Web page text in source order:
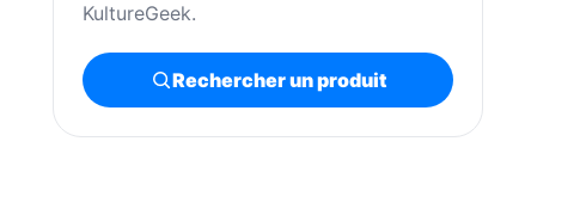
KultureGeek.
Rechercher un produit